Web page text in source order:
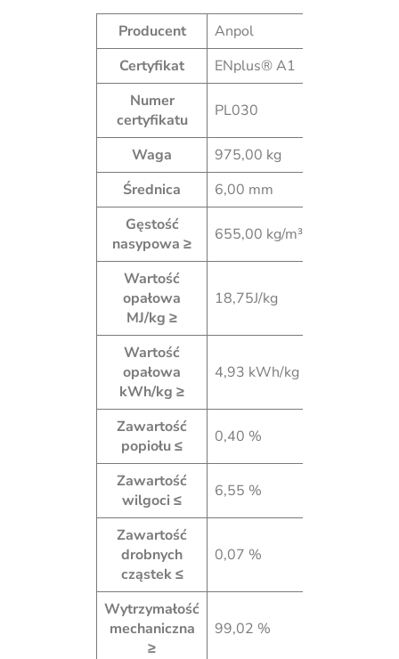
Producent
Anpol
Certyfikat
ENplus® A1
Numer
certyfikatu
PL030
Waga
975,00 kg
Średnica
6,00 mm
Gęstość
nasypowa ≥
655,00 kg/m³
Wartość
opałowa
MJ/kg ≥
18,75J/kg
Wartość
opałowa
kWh/kg ≥
4,93 kWh/kg
Zawartość
popiołu ≤
0,40 %
Zawartość
wilgoci ≤
6,55 %
Zawartość
drobnych
cząstek ≤
0,07 %
Wytrzymałość
mechaniczna
≥
99,02 %